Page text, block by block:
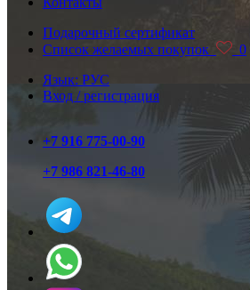
Подарочный сертификат
Список желаемых покупок
0
Язык: РУС
Вход / регистрация
+7 916 775-00-90
+7 986 821-46-80